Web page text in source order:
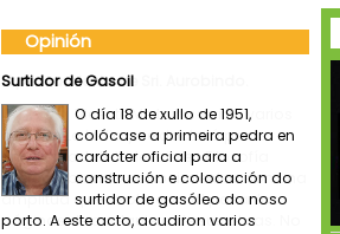
Opinión
El pensamiento de Sri. Aurobindo.
Vicente Merlo ha vivido varios
años en La India y se doctoró
por la Universidad de Valencia
en Filosofía intercambiando
conocimientos con una
amplitud que se observa al pasar las